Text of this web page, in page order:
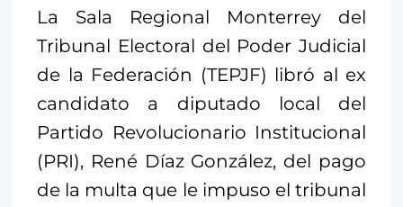
La Sala Regional Monterrey del
Tribunal Electoral del Poder Judicial
de la Federación (TEPJF) libró al ex
candidato a diputado local del
Partido Revolucionario Institucional
(PRI), René Díaz González, del pago
de la multa que le impuso el tribunal